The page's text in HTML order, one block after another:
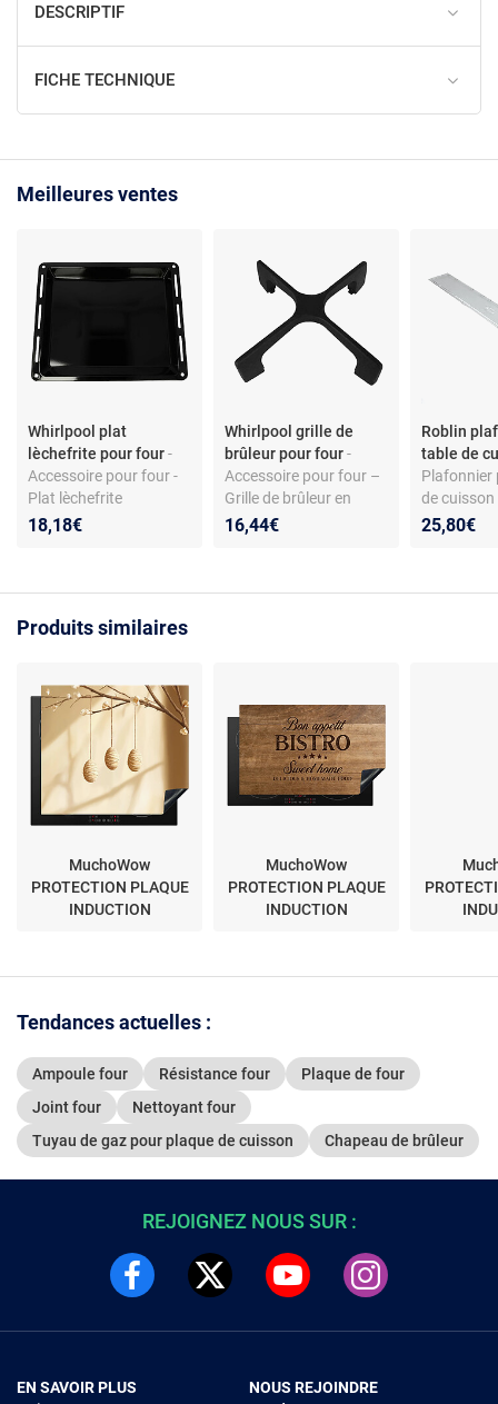
DESCRIPTIF
FICHE TECHNIQUE
Meilleures ventes
Whirlpool plat
lèchefrite pour four-
Accessoire pour four -
Plat lèchefrite
compatible Whirlpool
18,18€
Whirlpool grille de
brûleur pour four-
Accessoire pour four –
Grille de brûleur en
fonte – Compatible
16,44€
Roblin
table de
Plafonnier
de cuisson
hotte -
25,80€
Produits similaires
MuchoWow
PROTECTION PLAQUE
INDUCTION
MuchoWow
PROTECTION PLAQUE
INDUCTION
Tendances actuelles :
Ampoule four Résistance four
Plaque de four
Joint four
Nettoyant four
Tuyau de gaz pour plaque de cuisson
Chapeau de brûleur
REJOIGNEZ NOUS SUR :
EN SAVOIR PLUS
NOUS REJOINDRE